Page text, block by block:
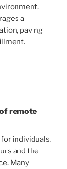
a
paving
remote
individuals,
and the
Many